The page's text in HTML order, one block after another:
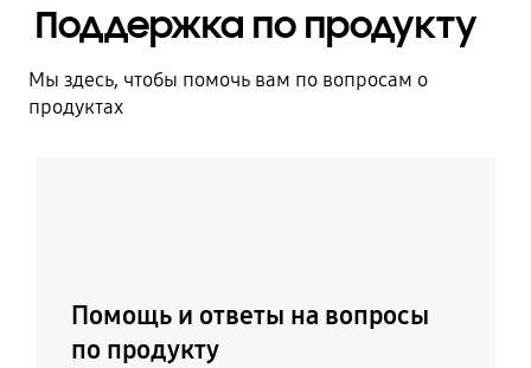
Поддержка по продукту
Мы здесь, чтобы помочь вам по вопросам о
продуктах
Помощь и ответы на вопросы
по продукту